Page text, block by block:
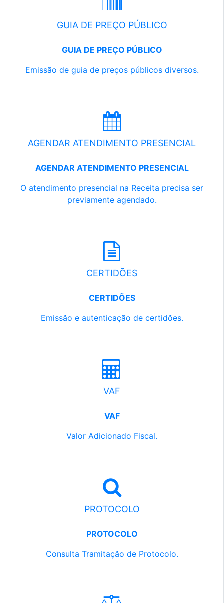
GUIA DE PREÇO PÚBLICO
GUIA DE PREÇO PÚBLICO
Emissão de guia de preços públicos diversos.
AGENDAR ATENDIMENTO PRESENCIAL
AGENDAR ATENDIMENTO PRESENCIAL
O atendimento presencial na Receita precisa ser
previamente agendado.
CERTIDÕES
CERTIDÕES
Emissão e autenticação de certidões.
VAF
VAF
Valor Adicionado Fiscal.
PROTOCOLO
PROTOCOLO
Consulta Tramitação de Protocolo.